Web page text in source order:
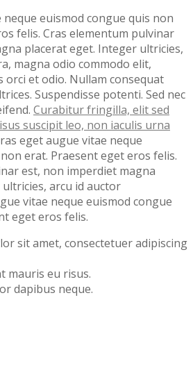
euismod congue quis non
felis. Cras elementum pulvinar
placerat eget. Integer ultricies,
magna odio commodo elit,
orci et odio. Nullam consequat
Suspendisse potenti. Sed nec
Curabitur fringilla, elit sed
suscipit leo, non iaculis urna
eget augue vitae neque
erat. Praesent eget eros felis.
est, non imperdiet magna
arcu id auctor
vitae neque euismod congue
eget eros felis.
sit amet, consectetuer adipiscing
mauris eu risus.
dapibus neque.